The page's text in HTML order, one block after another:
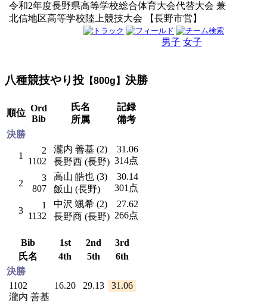
令和2年度長野県高等学校総合体育大会代替大会 兼
北信地区高等学校陸上競技大会 【長野市営】
男子 女子
八種競技やり投 【800g】 決勝
順位 Ord
Bib
氏名
所属
記録
備考
決勝
1
2
1102
瀧内 善基 (2)
長野西 (長野)
31.06
314点
2
3
807
高山 皓也 (3)
飯山 (長野)
30.14
301点
3
1
1132
中沢 颯希 (2)
長野商 (長野)
27.62
266点
Bib 1st 2nd
3rd
氏名
4th 5th
6th
決勝
1102
瀧内 善基
16.20 29.13 31.06